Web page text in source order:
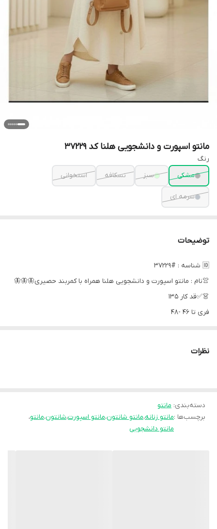
مانتو اسپورت و دانشجویی هلنا کد 37229
رنگ
مشکی
سبز نسکافه استخوانی
سرمه ای
توضیحات
🆔 شناسه : #37229
👚نام : مانتو اسپورت و دانشجویی هلنا همراه با کمربند حصیری🦋🦋🦋
👗✅قد کار 135
فری تا 46 -48
طرح سگک رندوم ارسال میشود
🖌 رنگ بندی : مشکی - سبز - نسکافه ای - استخونی - سرمه ای -
⚜️ سایز ها : فری سایز -
نظرات
دسته‌بندی: مانتو
برچسب‌ها :مانتو زنانه،مانتو شانتون،مانتو اسپورت،شانتون،مانتو،
مانتو دانشجویی